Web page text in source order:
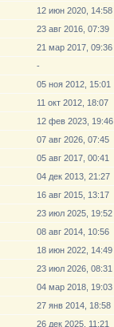
12 июн 2020, 14:58
23 авг 2016, 07:39
21 мар 2017, 09:36
-
05 ноя 2012, 15:01
11 окт 2012, 18:07
12 фев 2023, 19:46
07 авг 2026, 07:45
05 авг 2017, 00:41
04 дек 2013, 21:27
16 авг 2015, 13:17
23 июл 2025, 19:52
08 авг 2014, 10:56
18 июн 2022, 14:49
23 июл 2026, 08:31
04 мар 2018, 19:03
27 янв 2014, 18:58
26 дек 2025, 11:21